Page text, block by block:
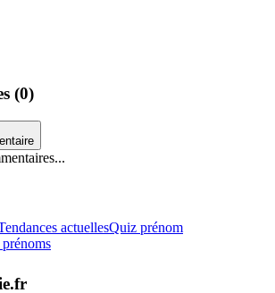
(0)
actuellesQuiz prénom